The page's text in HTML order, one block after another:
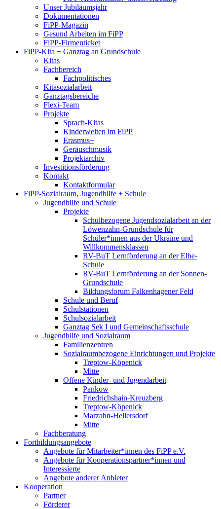
Unser Jubiläumsjahr
Dokumentationen
FiPP-Magazin
Gesund Arbeiten im FiPP
FiPP-Firmenticket
FiPP-Kita + Ganztag an Grundschule
Kitas
Fachbereich
Fachpolitisches
Kitasozialarbeit
Ganztagsbereiche
Flexi-Team
Projekte
Sprach-Kitas
Kinderwelten im FiPP
Erasmus+
Geräuschmusik
Projektarchiv
Investitionsförderung
Kontakt
Kontaktformular
FiPP-Sozialraum, Jugendhilfe + Schule
Jugendhilfe und Schule
Projekte
Schulbezogene Jugendsozialarbeit an der
Löwenzahn-Grundschule für
Schüler*innen aus der Ukraine und
Willkommensklassen
RV-BuT Lernförderung an der Elbe-
Schule
RV-BuT Lernförderung an der Sonnen-
Grundschule
Bildungsforum Falkenhagener Feld
Schule und Beruf
Schulstationen
Schulsozialarbeit
Ganztag Sek I und Gemeinschaftsschule
Jugendhilfe und Sozialraum
Familienzentren
Sozialraumbezogene Einrichtungen und Projekte
Treptow-Köpenick
Mitte
Offene Kinder- und Jugendarbeit
Pankow
Friedrichshain-Kreuzberg
Treptow-Köpenick
Marzahn-Hellersdorf
Mitte
Fachberatung
Fortbildungsangebote
Angebote für Mitarbeiter*innen des FiPP e.V.
Angebote für Kooperationspartner*innen und
Interessierte
Angebote anderer Anbieter
Kooperation
Partner
Förderer